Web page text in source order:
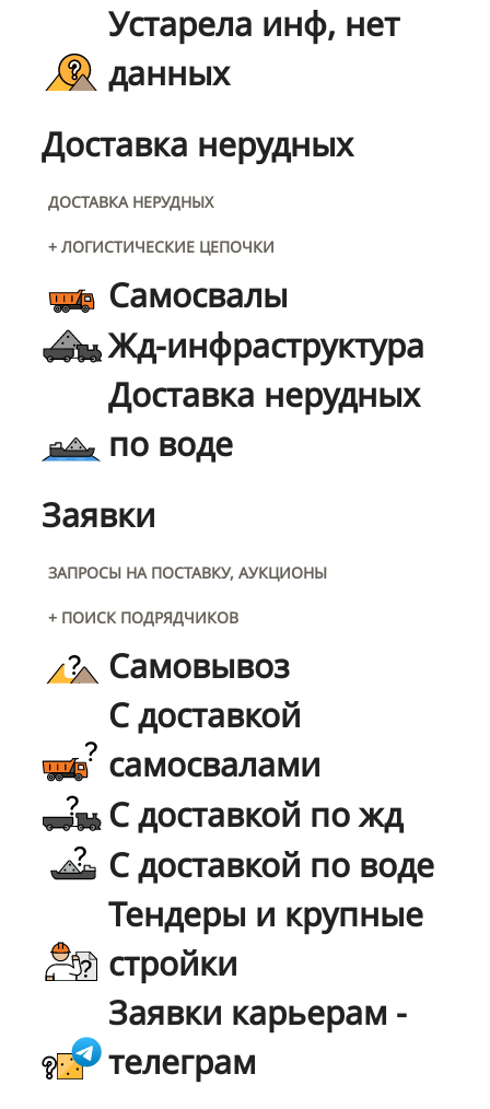
Устарела инф, нет
данных
Доставка нерудных
ДОСТАВКА НЕРУДНЫХ
+ ЛОГИСТИЧЕСКИЕ ЦЕПОЧКИ
Самосвалы
Жд-инфраструктура
Доставка нерудных
по воде
Заявки
ЗАПРОСЫ НА ПОСТАВКУ, АУКЦИОНЫ
+ ПОИСК ПОДРЯДЧИКОВ
Самовывоз
С доставкой
самосвалами
С доставкой по жд
С доставкой по воде
Тендеры и крупные
стройки
Заявки карьерам -
телеграм